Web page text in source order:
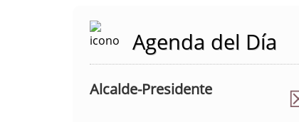
Agenda del Día
Alcalde-Presidente